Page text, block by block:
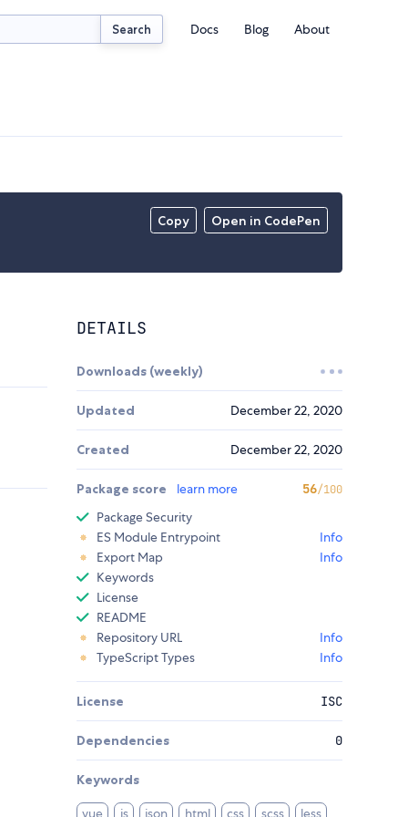
Search Docs Blog About
Copy Open in CodePen
DETAILS
Downloads (weekly)
Updated December 22, 2020
Created December 22, 2020
Package score learn more 56/100
Package Security
ES Module Entrypoint
Info
Export Map
Info
Keywords
License
README
Repository URL
Info
TypeScript Types
Info
License ISC
Dependencies 0
Keywords
vue js json html css scss
less